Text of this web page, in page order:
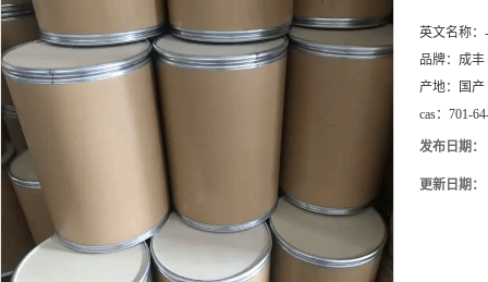
英文名称： -
品牌： 成丰
产地：
国产
cas： 701-
发布日期：
更新日期：